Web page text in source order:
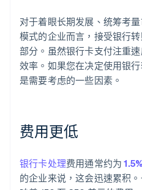
对于着眼长期发展、统筹考
模式的企业而言，接受银行
部分。虽然银行卡支付注重
效率。如果您在决定使用银
是需要考虑的一些因素。
费用更低
银行卡处理费用通常约为
的企业来说，这会迅速累积